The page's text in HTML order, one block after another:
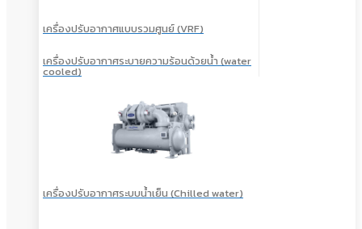
เครื่องปรับอากาศแบบรวมศูนย์ (VRF)
เครื่องปรับอากาศระบายความร้อนด้วยน้ำ (water
cooled)
เครื่องปรับอากาศระบบน้ำเย็น (Chilled water)